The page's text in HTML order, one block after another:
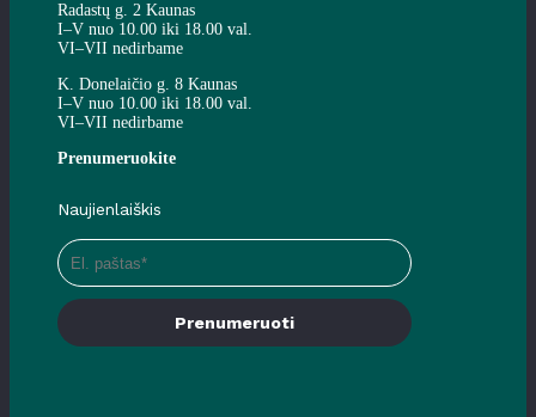
Radastų g. 2 Kaunas
I–V nuo 10.00 iki 18.00 val.
VI–VII nedirbame
K. Donelaičio g. 8 Kaunas
I–V nuo 10.00 iki 18.00 val.
VI–VII nedirbame
Prenumeruokite
Naujienlaiškis
Prenumeruoti